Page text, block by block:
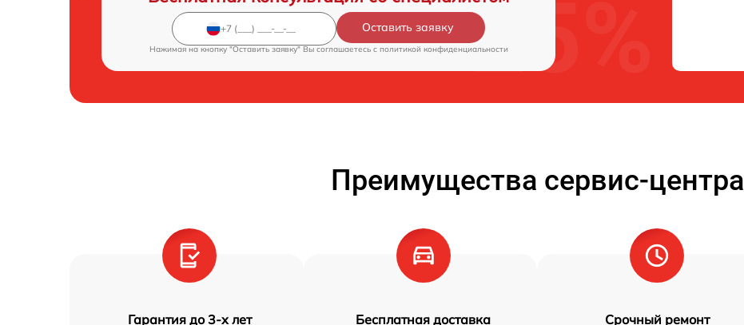
Оставить заявку
Нажимая на кнопку "Оставить заявку" Вы соглашаетесь c политикой конфиденциальности
Преимущества сервис-центра
Гарантия до 3-х лет Бесплатная доставка Срочный ремонт